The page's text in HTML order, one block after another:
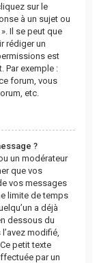
sur le
à un sujet ou
Il se peut que
rédiger un
est
Par exemple :
forum, vous
etc.
?
un modérateur
que vos
vos messages
limite de temps
a déjà
dessous du
modifié,
petit texte
par un